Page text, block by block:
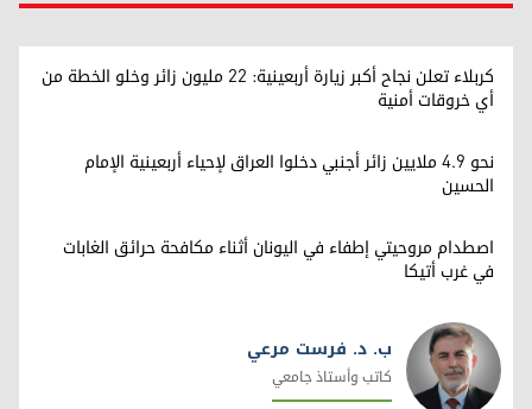
كربلاء تعلن نجاح أكبر زيارة أربعينية: 22 مليون زائر وخلو الخطة من
أي خروقات أمنية
نحو 4.9 ملايين زائر أجنبي دخلوا العراق لإحياء أربعينية الإمام
الحسين
اصطدام مروحيتي إطفاء في اليونان أثناء مكافحة حرائق الغابات
في غرب أتيكا
ب. د. فرست مرعي
كاتب وأستاذ جامعي